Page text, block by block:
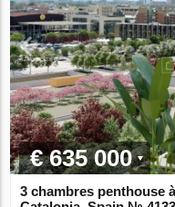
€ 635 000
3 chambres penthouse